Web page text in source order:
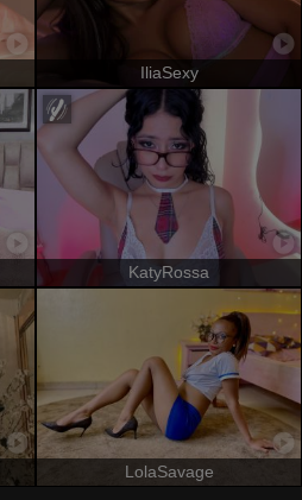
IliaSexy
KatyRossa
LolaSavage